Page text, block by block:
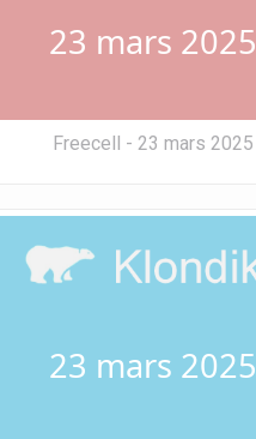
23 mars 2025
Freecell - 23 mars 2025
23 mars 2025